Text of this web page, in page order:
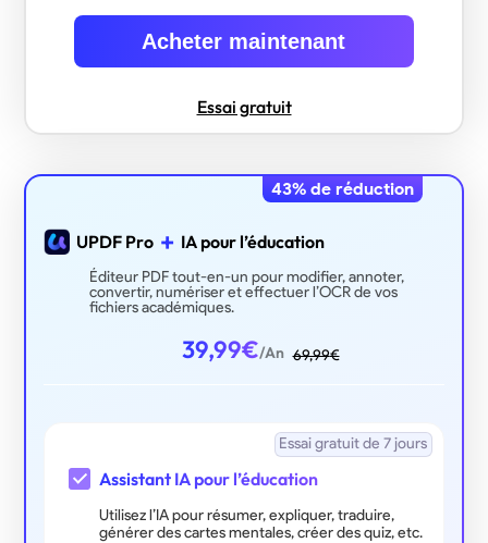
Acheter maintenant
Essai gratuit
43% de réduction
UPDF Pro + IA pour l’éducation
Éditeur PDF tout-en-un pour modifier, annoter,
convertir, numériser et effectuer l’OCR de vos
fichiers académiques.
39,99€/An 69,99€
Essai gratuit de 7 jours
Assistant IA pour l’éducation
Utilisez l’IA pour résumer, expliquer, traduire,
générer des cartes mentales, créer des quiz, etc.